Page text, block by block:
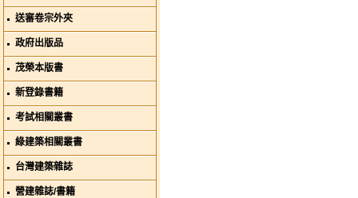
送審卷宗外夾
政府出版品
茂榮本版書
新登錄書籍
考試相關叢書
綠建築相關叢書
台灣建築雜誌
營建雜誌/書籍